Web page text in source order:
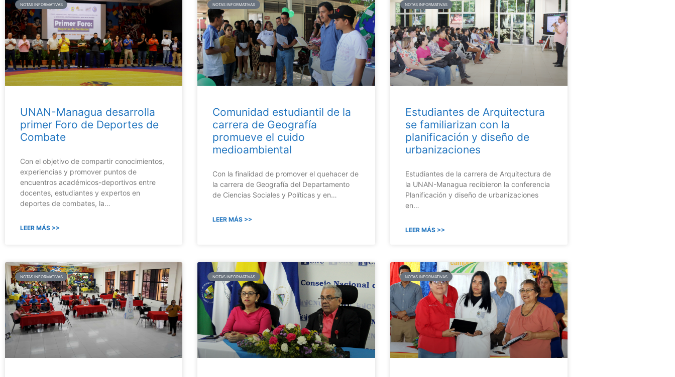
NOTAS INFORMATIVAS
UNAN-Managua desarrolla
primer Foro de Deportes de
Combate
Con el objetivo de compartir conocimientos,
experiencias y promover puntos de
encuentros académicos-deportivos entre
docentes, estudiantes y expertos en
deportes de combates, la…
LEER MÁS >>
NOTAS INFORMATIVAS
Comunidad estudiantil de la
carrera de Geografía
promueve el cuido
medioambiental
Con la finalidad de promover el quehacer de
la carrera de Geografía del Departamento
de Ciencias Sociales y Políticas y en…
LEER MÁS >>
NOTAS INFORMATIVAS
Estudiantes de Arquitectura
se familiarizan con la
planificación y diseño de
urbanizaciones
Estudiantes de la carrera de Arquitectura de
la UNAN-Managua recibieron la conferencia
Planificación y diseño de urbanizaciones
en…
LEER MÁS >>
NOTAS INFORMATIVAS NOTAS INFORMATIVAS NOTAS INFORMATIVAS